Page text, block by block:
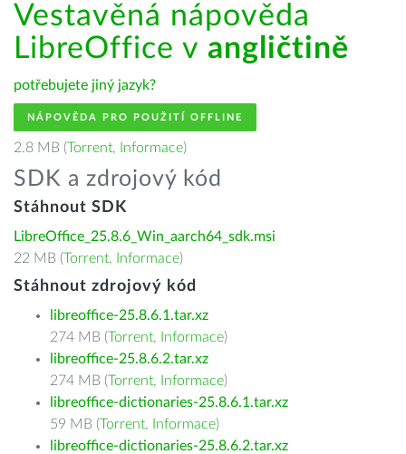
Vestavěná nápověda
LibreOffice v angličtině
potřebujete jiný jazyk?
NÁPOVĚDA PRO POUŽITÍ OFFLINE
2.8 MB (Torrent, Informace)
SDK a zdrojový kód
Stáhnout SDK
LibreOffice_25.8.6_Win_aarch64_sdk.msi
22 MB (Torrent, Informace)
Stáhnout zdrojový kód
libreoffice-25.8.6.1.tar.xz
274 MB (Torrent, Informace)
libreoffice-25.8.6.2.tar.xz
274 MB (Torrent, Informace)
libreoffice-dictionaries-25.8.6.1.tar.xz
59 MB (Torrent, Informace)
libreoffice-dictionaries-25.8.6.2.tar.xz